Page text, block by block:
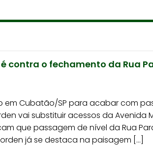
contra o fechamento da Rua
em Cubatão/SP para acabar com
vai substituir acessos da Avenida
que passagem de nível da Rua
já se destaca na paisagem […]